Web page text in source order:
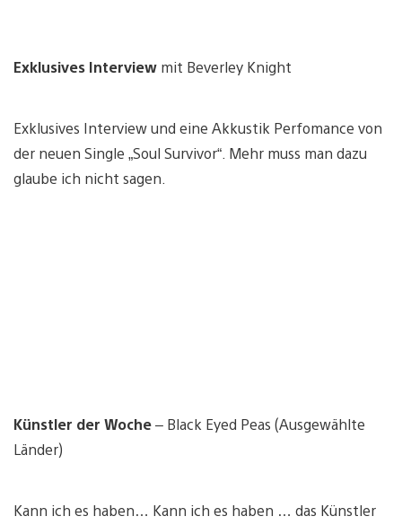
Exklusives Interview mit Beverley Knight
Exklusives Interview und eine Akkustik Perfomance von
der neuen Single „Soul Survivor“. Mehr muss man dazu
glaube ich nicht sagen.
Künstler der Woche– Black Eyed Peas (Ausgewählte
Länder)
Kann ich es haben… Kann ich es haben … das Künstler